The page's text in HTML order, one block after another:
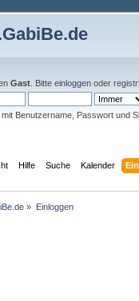
Gast . Bitteeinloggen oder
mit Benutzername, Passwort und
Hilfe Suche Kalender
» Einloggen